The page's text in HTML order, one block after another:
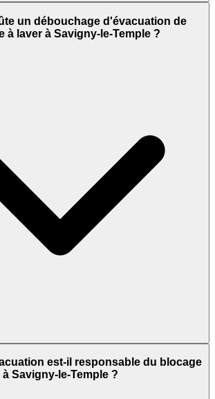
un débouchage d'évacuation de
à laver à Savigny-le-Temple ?
est-il responsable du blocage
à Savigny-le-Temple ?